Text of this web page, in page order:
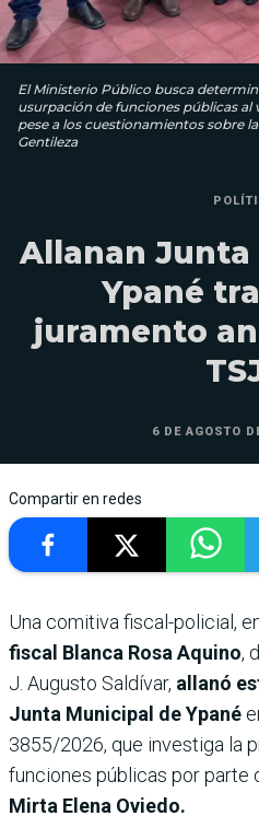
El Ministerio Público busca
usurpación de funciones públicas al
pese a los cuestionamientos sobre
Gentileza
Allanan
Ypané
juramento
6 DE AGOSTO
Compartir en redes
Una comitiva fiscal-policial,
fiscal Blanca Rosa Aquino,
J. Augusto Saldívar, allanó
Junta Municipal de Ypané
3855/2026, que investiga la
funciones públicas por parte
Mirta Elena Oviedo.